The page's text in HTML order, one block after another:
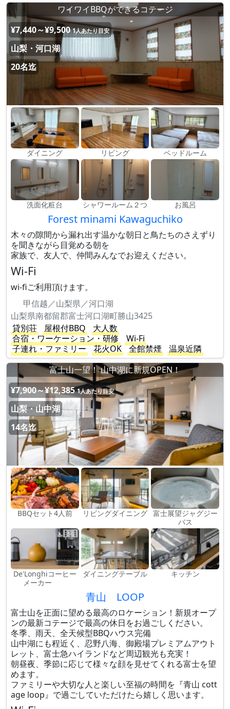
ワイワイBBQができるコテージ
¥7,440～¥9,500 1人あたり目安
山梨・河口湖
20名迄
ダイニング リビング ベッドルーム
洗面化粧台 シャワールーム２つ お風呂
Forest minami Kawaguchiko
木々の隙間から漏れ出す温かな朝日と鳥たちのさえずり
を聞きながら目覚める朝を
家族で、友人で、仲間みんなでお迎えください。
Wi-Fi
wi-fiご利用頂けます。
甲信越／山梨県／河口湖
山梨県南都留郡富士河口湖町勝山3425
貸別荘
屋根付BBQ
大人数
合宿・ワーケーション・研修
Wi-Fi
子連れ・ファミリー
花火OK 全館禁煙
温泉近隣
富士山一望！ 山中湖に新規OPEN！
¥7,900～¥12,385 1人あたり目安
山梨・山中湖
14名迄
BBQセット4人前 リビングダイニング 富士展望ジャグジー
バス
De'Longhiコーヒー
メーカー
ダイニングテーブル キッチン
青山 LOOP
富士山を正面に望める最高のロケーション！新規オープ
ンの最新コテージで最高の休日をお過ごしください。
冬季、雨天、全天候型BBQハウス完備
山中湖にも程近く、忍野八海、御殿場プレミアムアウト
レット、富士急ハイランドなど周辺観光も充実！
朝昼夜、季節に応じて様々な顔を見せてくれる富士を望
めます。
ファミリーや大切な人と楽しい至福の時間を『青山 cott
age loop』で過ごしていただけたら嬉しく思います。